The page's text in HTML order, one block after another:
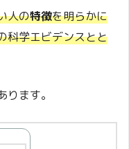
人の特徴を明らかに
科学エビデンスとと
ます。